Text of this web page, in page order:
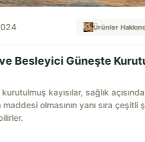
Ürünler
Besleyici Güneşte
kayısılar, sağlık
olmasının yanı sıra çeşitli